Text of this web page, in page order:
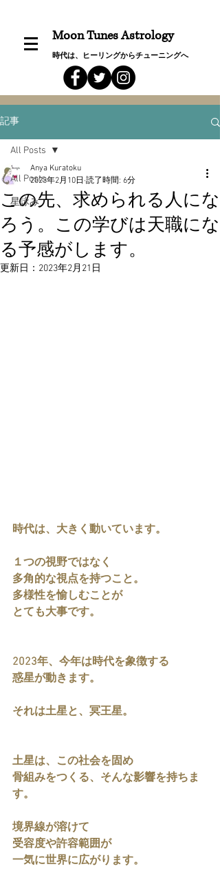
Moon Tunes Astrology
時代は、ヒーリングからチューニングへ
記事
All Posts
星詠み
All Posts
この先、求められる人にな
ろう。この学びは天職にな
る予感がします。
Anya Kuratoku
2023年2月10日 読了時間: 6分
更新日： 2023年2月21日
時代は、大きく動いています。
１つの視野ではなく
多角的な視点を持つこと。
多様性を愉しむことが
とても大事です。
2023年、今年は時代を象徴する
惑星が動きます。
それは土星と、冥王星。
土星は、この社会を固め
骨組みをつくる、そんな影響を持ちま
す。
境界線が溶けて
受容度や許容範囲が
一気に世界に広がります。